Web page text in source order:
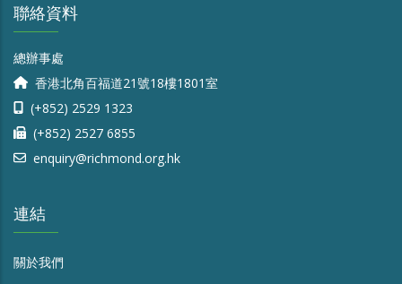
聯絡資料
總辦事處
香港北角百福道21號18樓1801室
(+852) 2529 1323
(+852) 2527 6855
enquiry@richmond.org.hk
連結
關於我們